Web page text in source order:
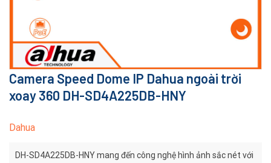
Camera Speed Dome IP Dahua ngoài trời
xoay 360 DH-SD4A225DB-HNY
Dahua
DH-SD4A225DB-HNY mang đến công nghệ hình ảnh sắc nét với